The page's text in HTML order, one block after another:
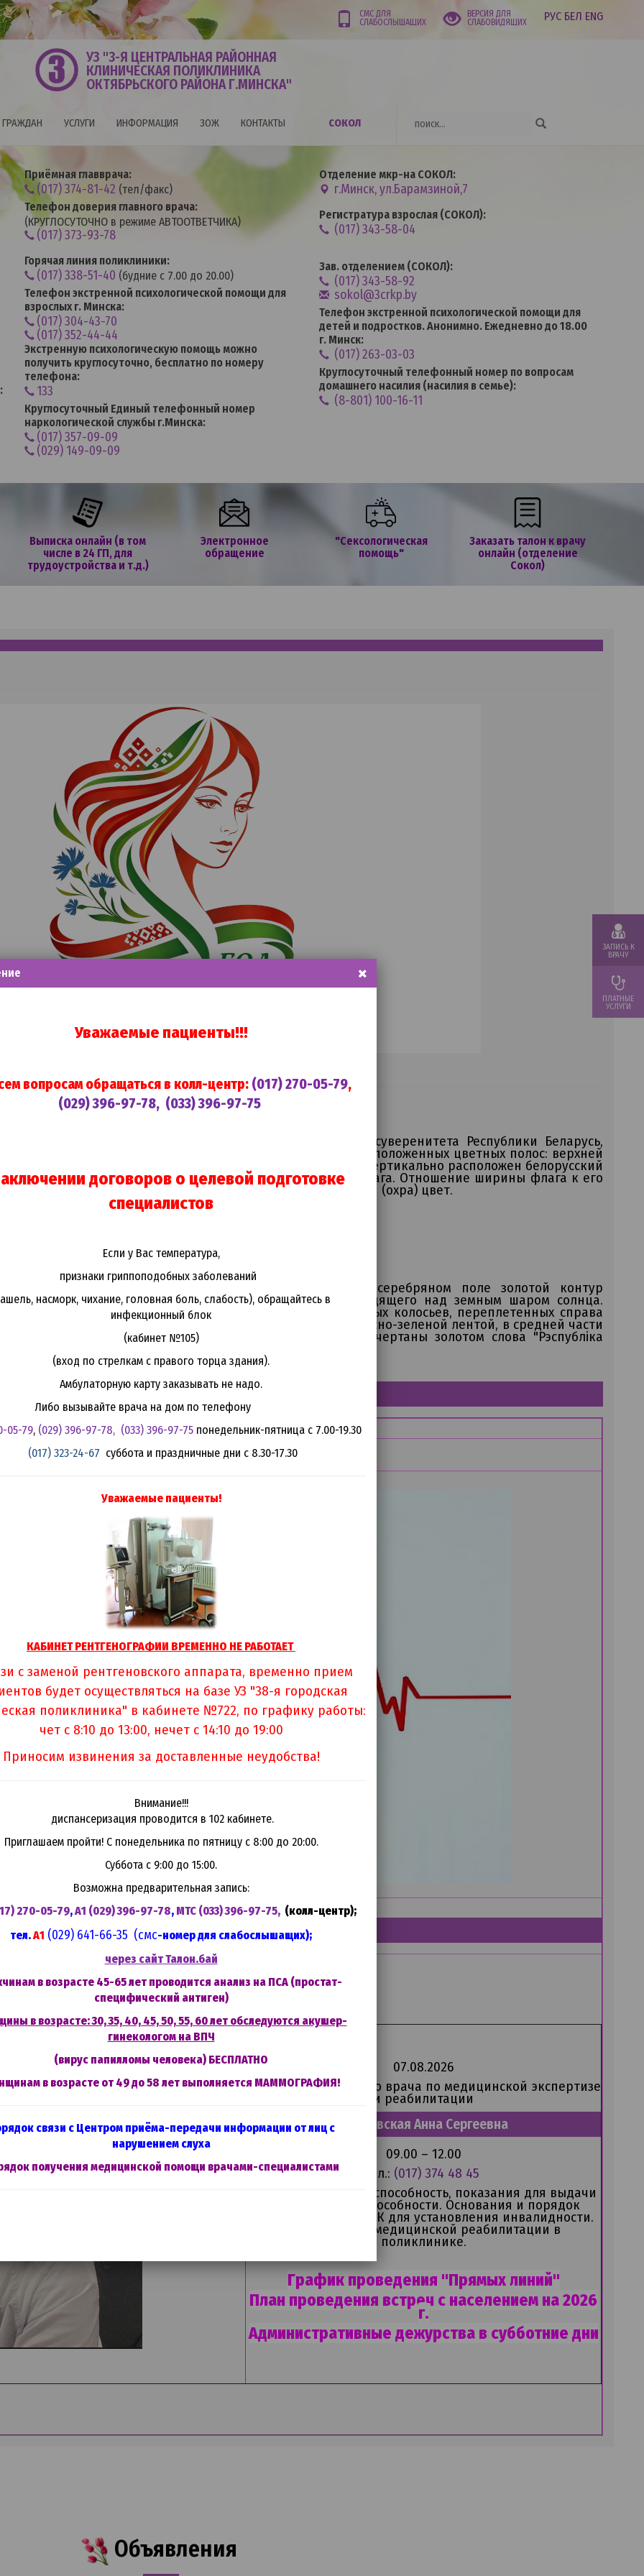
СМС ДЛЯ
СЛАБОСЛЫШАЩИХ
ВЕРСИЯ ДЛЯ
СЛАБОВИДЯЩИХ
РУС БЕЛ ENG
УЗ "3-Я ЦЕНТРАЛЬНАЯ РАЙОННАЯ
КЛИНИЧЕСКАЯ ПОЛИКЛИНИКА
ОКТЯБРЬСКОГО РАЙОНА Г.МИНСКА"
УСЛУГИ ИНФОРМАЦИЯ ЗОЖ КОНТАКТЫ СОКОЛ
Приёмная главврача:
(017) 374-81-42 (тел/факс)
Телефон доверия главного врача:
(КРУГЛОСУТОЧНО в режиме АВТООТВЕТЧИКА)
(017) 373-93-78
Горячая линия поликлиники:
(017) 338-51-40 (будние с 7.00 до 20.00)
Телефон экстренной психологической помощи для
взрослых г. Минска:
(017) 304-43-70
(017) 352-44-44
Экстренную психологическую помощь можно
получить круглосуточно, бесплатно по номеру
телефона:
133
Круглосуточный Единый телефонный номер
наркологической службы г.Минска:
(017) 357-09-09
(029) 149-09-09
Отделение мкр-на СОКОЛ:
г.Минск, ул.Барамзиной,7
Регистратура взрослая (СОКОЛ):
(017) 343-58-04
Зав. отделением (СОКОЛ):
(017) 343-58-92
sokol@3crkp.by
Телефон экстренной психологической помощи для
детей и подростков. Анонимно. Ежедневно до 18.00
г. Минск:
(017) 263-03-03
Круглосуточный телефонный номер по вопросам
домашнего насилия (насилия в семье):
(8-801) 100-16-11
Выписка онлайн (в том
числе в 24 ГП, для
трудоустройства и т.д.)
Электронное
обращение
"Сексологическая
помощь"
Заказать талон к врачу
онлайн (отделение
Сокол)
Беларусь является символом государственного суверенитета Республики Беларусь,
полотнище, состоящее из двух горизонтально расположенных цветных полос: верхней
флага и нижней - зеленого цвета в 1/3. Около древка вертикально расположен белорусский
цвета на белом поле, составляющий 1/9 длины флага. Отношение ширины флага к его
древке (флагштоке), которое окрашивается в золотистый (охра) цвет.
Беларусь представляет собой размещенный в серебряном поле золотой контур
Беларусь, наложенный на золотые лучи восходящего над земным шаром солнца.
красная звезда. Герб обрамлен венком из золотых колосьев, переплетенных справа
льна. Венок трижды перевит с каждой стороны красно-зеленой лентой, в средней части
герба Республики Беларусь в две строки начертаны золотом слова "Рэспублiка
НОВОСТИ ПОЛИКЛИНИКИ >>>
Идеологическая работа>>>
"ПРЯМАЯ ЛИНИЯ"
07.08.2026
Заместитель главного врача по медицинской экспертизе
и реабилитации
Бобровская Анна Сергеевна
09.00 – 12.00
тел.: (017) 374 48 45
Временная нетрудоспособность, показания для выдачи
листка нетрудоспособности. Основания и порядок
оформления на МРЭК для установления инвалидности.
Возможности медицинской реабилитации в
поликлинике.
График проведения "Прямых линий"
План проведения встреч с населением на 2026
г.
Административные дежурства в субботние дни
Объявления
ЗАПИСЬ К
ВРАЧУ
ПЛАТНЫЕ
УСЛУГИ
Уважаемые пациенты!!!
вопросам обращаться в колл-центр: (017) 270-05-79,
(029) 396-97-78, (033) 396-97-75
договоров о целевой подготовке
специалистов
Если у Вас температура,
признаки гриппоподобных заболеваний
насморк, чихание, головная боль, слабость), обращайтесь в
инфекционный блок
(кабинет №105)
(вход по стрелкам с правого торца здания).
Амбулаторную карту заказывать не надо.
Либо вызывайте врача на дом по телефону
05-79, (029) 396-97-78, (033) 396-97-75 понедельник-пятница с 7.00-19.30
(017) 323-24-67 суббота и праздничные дни с 8.30-17.30
Уважаемые пациенты!
КАБИНЕТ РЕНТГЕНОГРАФИИ ВРЕМЕННО НЕ РАБОТАЕТ
с заменой рентгеновского аппарата, временно прием
будет осуществляться на базе УЗ "38-я городская
поликлиника" в кабинете №722, по графику работы:
чет с 8:10 до 13:00, нечет с 14:10 до 19:00
Приносим извинения за доставленные неудобства!
Внимание!!!
диспансеризация проводится в 102 кабинете.
Приглашаем пройти! С понедельника по пятницу с 8:00 до 20:00.
Суббота с 9:00 до 15:00.
Возможна предварительная запись:
270-05-79,А1 (029) 396-97-78, MTC (033) 396-97-75, (колл-центр);
тел.А1 (029) 641-66-35 (смс-номер для слабослышащих);
через сайт Талон.бай
в возрасте 45-65 лет проводится анализ на ПСА (простат-
специфический антиген)
в возрасте: 30, 35, 40, 45, 50, 55, 60 лет обследуются акушер-
гинекологом на ВПЧ
(вирус папилломы человека) БЕСПЛАТНО
в возрасте от 49 до 58 лет выполняется МАММОГРАФИЯ!
связи с Центром приёма-передачи информации от лиц с
нарушением слуха
получения медицинской помощи врачами-специалистами